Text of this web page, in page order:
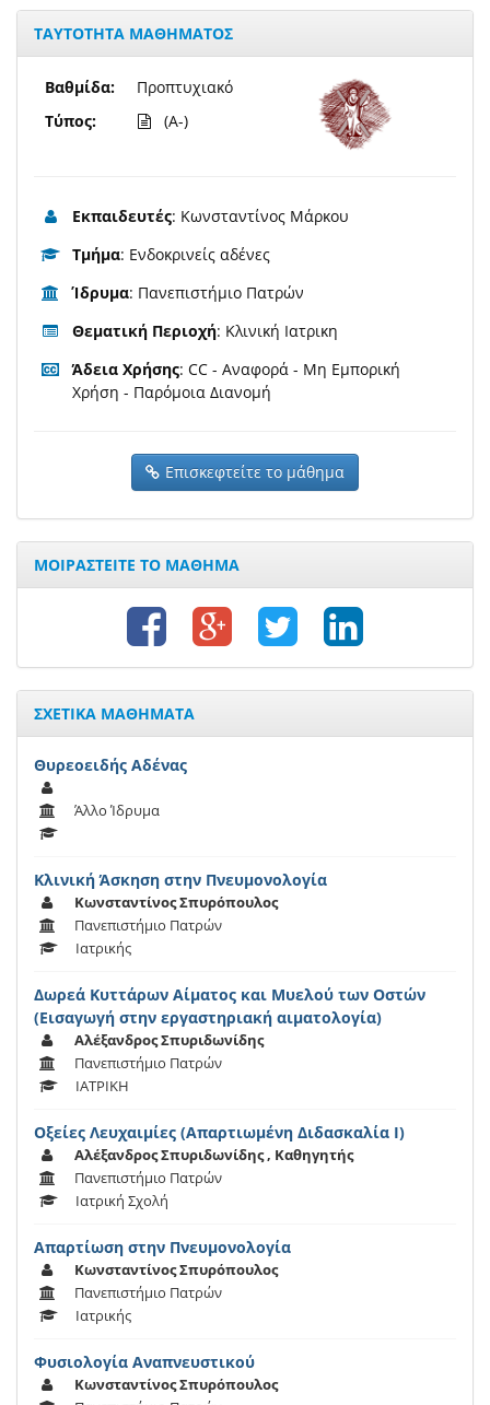
ΤΑΥΤΟΤΗΤΑ ΜΑΘΗΜΑΤΟΣ
Βαθμίδα:
Τύπος:
Προπτυχιακό
(A-)
Εκπαιδευτές: Κωνσταντίνος Μάρκου
Τμήμα: Ενδοκρινείς αδένες
Ίδρυμα: Πανεπιστήμιο Πατρών
Θεματική Περιοχή: Κλινική Ιατρικη
Άδεια Χρήσης: CC - Αναφορά - Μη Εμπορική
Χρήση - Παρόμοια Διανομή
Επισκεφτείτε το μάθημα
ΜΟΙΡΑΣΤΕΙΤΕ ΤΟ ΜΑΘΗΜΑ
ΣΧΕΤΙΚΑ ΜΑΘΗΜΑΤΑ
Θυρεοειδής Αδένας
Άλλο Ίδρυμα
Κλινική Άσκηση στην Πνευμονολογία
Κωνσταντίνος Σπυρόπουλος
Πανεπιστήμιο Πατρών
Ιατρικής
Δωρεά Κυττάρων Αίματος και Μυελού των Οστών
(Εισαγωγή στην εργαστηριακή αιματολογία)
Αλέξανδρος Σπυριδωνίδης
Πανεπιστήμιο Πατρών
ΙΑΤΡΙΚΗ
Οξείες Λευχαιμίες (Απαρτιωμένη Διδασκαλία Ι)
Αλέξανδρος Σπυριδωνίδης , Καθηγητής
Πανεπιστήμιο Πατρών
Ιατρική Σχολή
Απαρτίωση στην Πνευμονολογία
Κωνσταντίνος Σπυρόπουλος
Πανεπιστήμιο Πατρών
Ιατρικής
Φυσιολογία Αναπνευστικού
Κωνσταντίνος Σπυρόπουλος